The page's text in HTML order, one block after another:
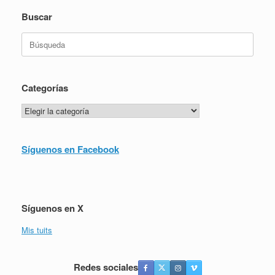
Buscar
Buscar:
Categorías
Categorías
Síguenos en Facebook
Síguenos en X
Mis tuits
Redes sociales